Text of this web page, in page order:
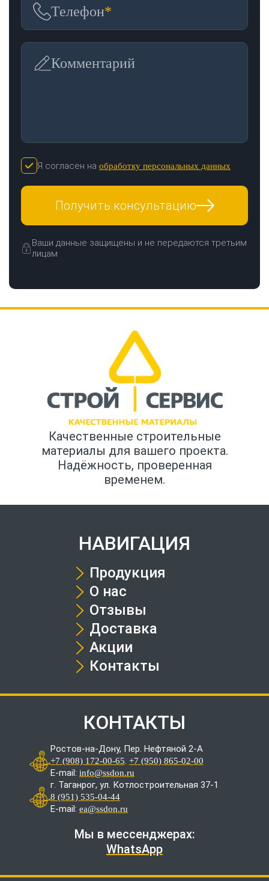
Телефон*
Комментарий
Я согласен на обработку персональных данных
Получить консультацию
Ваши данные защищены и не передаются третьим
лицам
Качественные строительные
материалы для вашего проекта.
Надёжность, проверенная
временем.
НАВИГАЦИЯ
Продукция
О нас
Отзывы
Доставка
Акции
Контакты
КОНТАКТЫ
Ростов-на-Дону, Пер. Нефтяной 2-А
+7 (908) 172-00-65. +7 (950) 865-02-00
E-mail: info@ssdon.ru
г. Таганрог, ул. Котлостроительная 37-1
8 (951) 535-04-44
E-mail: ea@ssdon.ru
Мы в мессенджерах:
WhatsApp